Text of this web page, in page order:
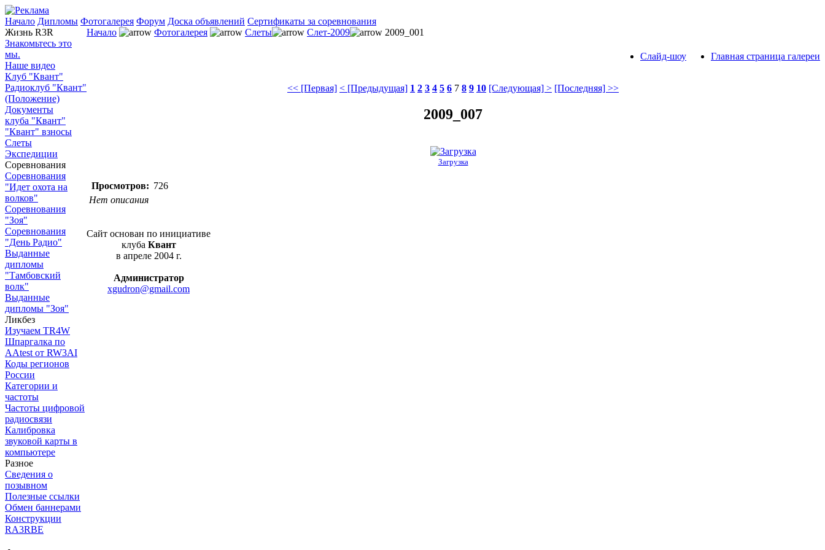
Начало Дипломы Фотогалерея Форум Доска объявлений Сертификаты за соревнования
Жизнь R3R
Знакомьтесь это
мы.
Наше видео
Клуб "Квант"
Радиоклуб "Квант"
(Положение)
Документы
клуба "Квант"
"Квант" взносы
Слеты
Экспедиции
Соревнования
Соревнования
"Идет охота на
волков"
Соревнования
"Зоя"
Соревнования
"День Радио"
Выданные
дипломы
"Тамбовский
волк"
Выданные
дипломы "Зоя"
Ликбез
Изучаем TR4W
Шпаргалка по
AAtest от RW3AI
Коды регионов
России
Категории и
частоты
Частоты цифровой
радиосвязи
Калибровка
звуковой карты в
компьютере
Разное
Сведения о
позывном
Полезные ссылки
Обмен баннерами
Конструкции
RA3RBE
Начало Фотогалерея Слеты Слет-2009 2009_001
Главная страница галереи
Слайд-шоу
<< [Первая] < [Предыдущая] 1 2 3 4 5 6 7 8 9 10 [Следующая] > [Последняя] >>
2009_007
Загрузка
Просмотров: 726
Нет описания
Сайт основан по инициативе
клуба Квант
в апреле 2004 г.
Администратор
xgudron@gmail.com